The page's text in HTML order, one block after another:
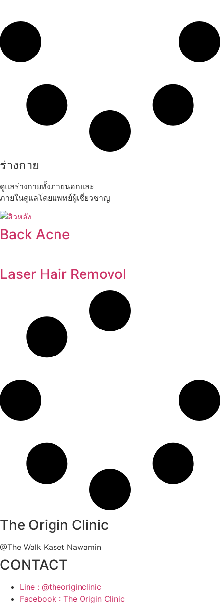
ร่างกาย
ดูแลร่างกายทั้งภายนอกและ
ภายในดูแลโดยแพทย์ผู้เชี่ยวชาญ
Back Acne
Laser Hair Removol
The Origin Clinic
@The Walk Kaset Nawamin
CONTACT
Line : @theoriginclinic
Facebook : The Origin Clinic